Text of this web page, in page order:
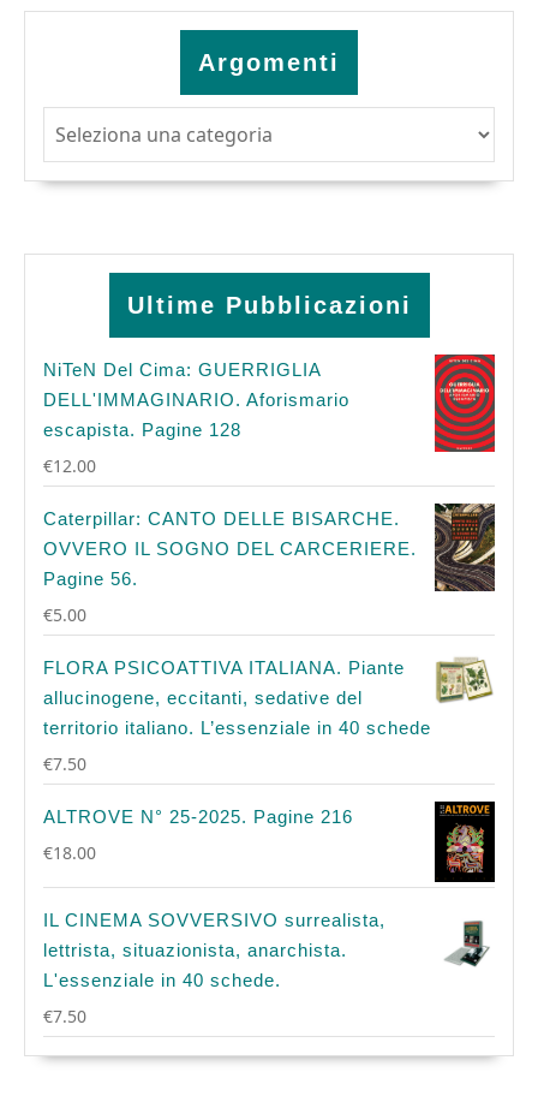
Argomenti
Ultime Pubblicazioni
NiTeN Del Cima: GUERRIGLIA
DELL'IMMAGINARIO. Aforismario
escapista. Pagine 128
€12.00
Caterpillar: CANTO DELLE BISARCHE.
OVVERO IL SOGNO DEL CARCERIERE.
Pagine 56.
€5.00
FLORA PSICOATTIVA ITALIANA. Piante
allucinogene, eccitanti, sedative del
territorio italiano. L’essenziale in 40 schede
€7.50
ALTROVE N° 25-2025. Pagine 216
€18.00
IL CINEMA SOVVERSIVO surrealista,
lettrista, situazionista, anarchista.
L'essenziale in 40 schede.
€7.50